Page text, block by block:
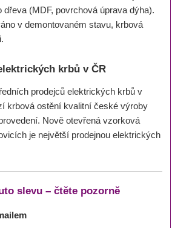
dřeva (MDF, povrchová úprava dýha).
v demontovaném stavu, krbová
krbů v ČR
prodejců elektrických krbů v
krbová ostění kvalitní české výroby
Nově otevřená vzorková
je největší prodejnou elektrických
slevu – čtěte pozorně